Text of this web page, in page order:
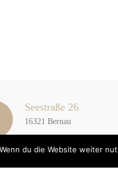
Seestraße 26
16321 Bernau
du die Website weiter